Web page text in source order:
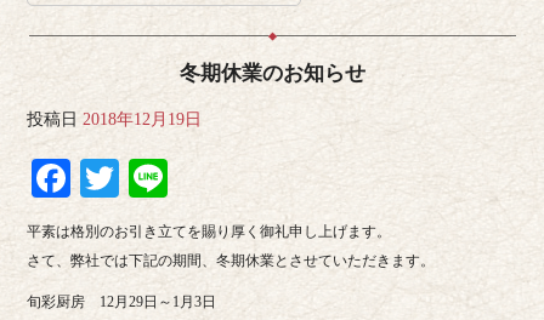
冬期休業のお知らせ
投稿日 2018年12月19日
Facebook
Twitter
平素は格別のお引き立てを賜り厚く御礼申し上げます。
さて、弊社では下記の期間、冬期休業とさせていただきます。
旬彩厨房 12月29日～1月3日